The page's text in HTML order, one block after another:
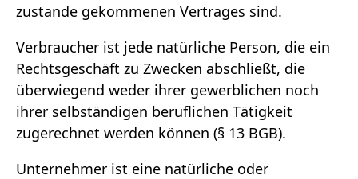
zustande gekommenen Vertrages sind.
Verbraucher ist jede natürliche Person, die ein
Rechtsgeschäft zu Zwecken abschließt, die
überwiegend weder ihrer gewerblichen noch
ihrer selbständigen beruflichen Tätigkeit
zugerechnet werden können (§ 13 BGB).
Unternehmer ist eine natürliche oder